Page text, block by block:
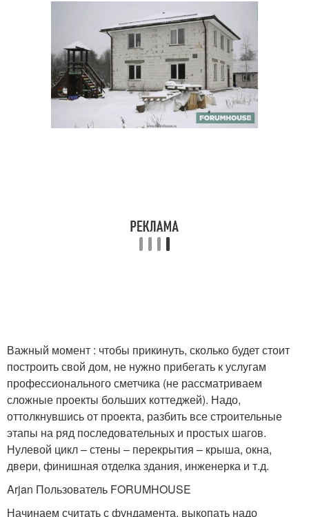
Важный момент : чтобы прикинуть, сколько будет стоит
построить свой дом, не нужно прибегать к услугам
профессионального сметчика (не рассматриваем
сложные проекты больших коттеджей). Надо,
оттолкнувшись от проекта, разбить все строительные
этапы на ряд последовательных и простых шагов.
Нулевой цикл – стены – перекрытия – крыша, окна,
двери, финишная отделка здания, инженерка и т.д.
Arjan Пользователь FORUMHOUSE
Начинаем считать с фундамента, выкопать надо